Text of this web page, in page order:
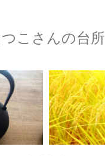
つこさんの台所